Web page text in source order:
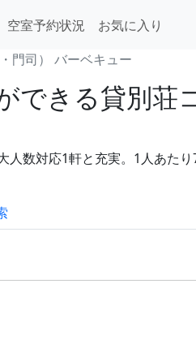
空室予約状況
お気に入り
門司） バーベキュー
できる貸別荘
数対応1軒と充実。1人あた